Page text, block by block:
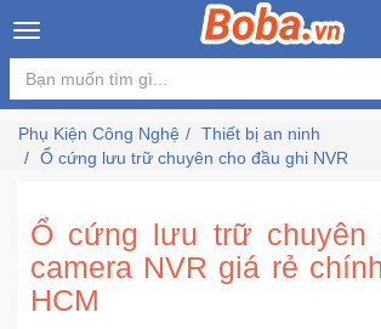
×
Đăng
nhập
Trang
Phụ Kiện Công Nghệ
Thiết bị an ninh
Ổ cứng lưu trữ chuyên cho đầu ghi NVR
Ổ cứng lưu trữ chuyên
camera NVR giá rẻ
HCM